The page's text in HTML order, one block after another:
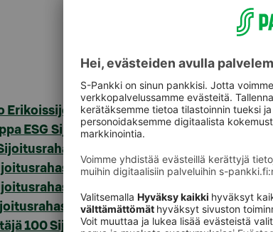
Erikoissijoitusrahaston säännöt
ESG Sijoitusrahaston säännöt
säännöt
säännöt
säännöt
säännöt
100 Sijoitusrahaston säännöt